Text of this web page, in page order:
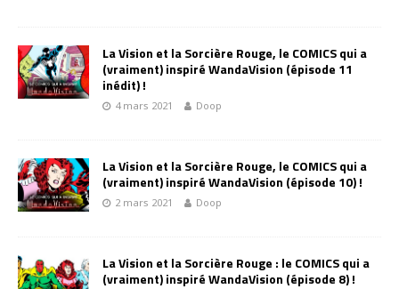
La Vision et la Sorcière Rouge, le COMICS qui a
(vraiment) inspiré WandaVision (épisode 11
inédit) !
4 mars 2021 Doop
La Vision et la Sorcière Rouge, le COMICS qui a
(vraiment) inspiré WandaVision (épisode 10) !
2 mars 2021 Doop
La Vision et la Sorcière Rouge : le COMICS qui a
(vraiment) inspiré WandaVision (épisode 8) !